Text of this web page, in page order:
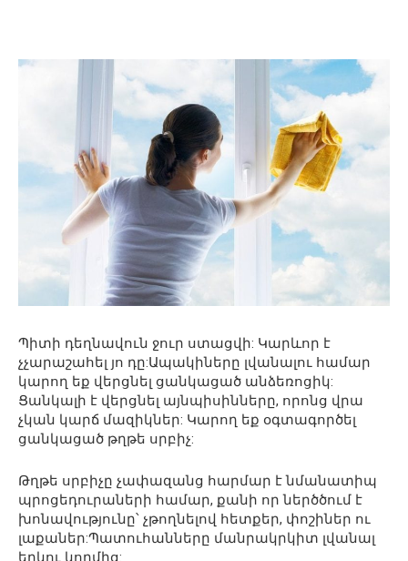
Պիտի դեղնավուն ջուր ստացվի: Կարևոր է
չչարաշահել յո դը:Ապակիները լվանալու համար
կարող եք վերցնել ցանկացած անձեռոցիկ:
Ցանկալի է վերցնել այնպիսինները, որոնց վրա
չկան կարճ մազիկներ: Կարող եք օգտագործել
ցանկացած թղթե սրբիչ:
Թղթե սրբիչը չափազանց հարմար է նմանատիպ
պրոցեդուրաների համար, քանի որ ներծծում է
խոնավությունը՝ չթողնելով հետքեր, փոշիներ ու
լաքաներ:Պատուհանները մանրակրկիտ լվանալ
երկու կողմից: